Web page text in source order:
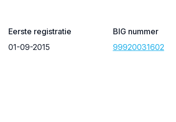
Eerste registratie
01-09-2015
BIG nummer
99920031602